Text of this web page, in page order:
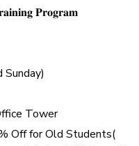
𝐏𝐫𝐨𝐠𝐫𝐚𝐦
Tower
Off for Old Students(